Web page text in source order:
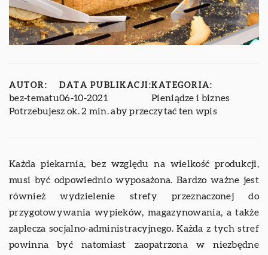
AUTOR:
bez-tematu
DATA PUBLIKACJI:
06-10-2021
KATEGORIA:
Pieniądze i biznes
Potrzebujesz ok. 2 min. aby przeczytać ten wpis
Każda piekarnia, bez względu na wielkość produkcji,
musi być odpowiednio wyposażona. Bardzo ważne jest
również wydzielenie strefy przeznaczonej do
przygotowywania wypieków, magazynowania, a także
zaplecza socjalno-administracyjnego. Każda z tych stref
powinna być natomiast zaopatrzona w niezbędne